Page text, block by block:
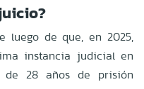
luego de que, en 2025,
instancia judicial en
de 28 años de prisión